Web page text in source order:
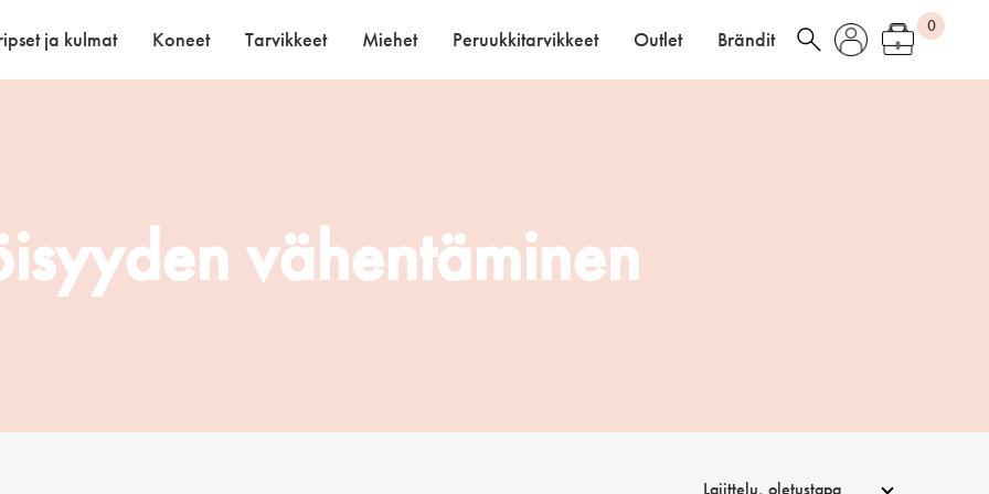
ja kulmat Koneet Tarvikkeet Miehet Peruukkitarvikkeet Outlet Brändit
0
vähentäminen